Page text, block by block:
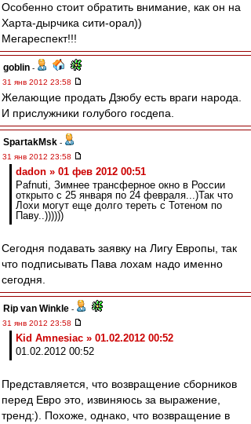
Особенно стоит обратить внимание, как он на
Харта-дырчика сити-орал))
Мегареспект!!!
goblin -
31 янв 2012 23:58
Желающие продать Дзюбу есть враги народа.
И прислужники голубого госдепа.
SpartakMsk -
31 янв 2012 23:58
dadon » 01 фев 2012 00:51
Pafnuti, Зимнее трансферное окно в России
открыто с 25 января по 24 февраля...)Так что
Лохи могут еще долго тереть с Тотеном по
Паву..))))))
Сегодня подавать заявку на Лигу Европы, так
что подписывать Пава лохам надо именно
сегодня.
Rip van Winkle -
31 янв 2012 23:58
Kid Amnesiac » 01.02.2012 00:52
01.02.2012 00:52
Представляется, что возвращение сборников
перед Евро это, извиняюсь за выражение,
тренд:). Похоже, однако, что возвращение в